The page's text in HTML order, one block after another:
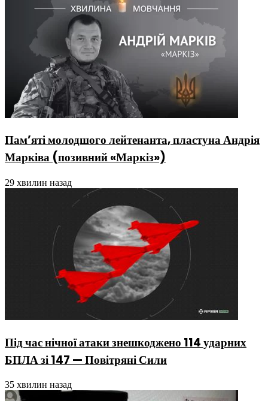
Пам’яті молодшого лейтенанта, пластуна Андрія
Марківа (позивний «Маркіз»)
29 хвилин назад
Під час нічної атаки знешкоджено 114 ударних
БПЛА зі 147 — Повітряні Сили
35 хвилин назад